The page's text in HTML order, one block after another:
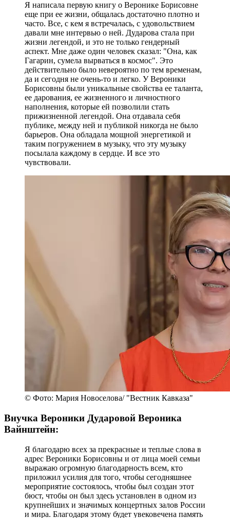
Я написала первую книгу о Веронике Борисовне
еще при ее жизни, общалась достаточно плотно и
часто. Все, с кем я встречалась, с удовольствием
давали мне интервью о ней. Дударова стала при
жизни легендой, и это не только гендерный
аспект. Мне даже один человек сказал: "Она, как
Гагарин, сумела вырваться в космос". Это
действительно было невероятно по тем временам,
да и сегодня не очень-то и легко. У Вероники
Борисовны были уникальные свойства ее таланта,
ее дарования, ее жизненного и личностного
наполнения, которые ей позволили стать
прижизненной легендой. Она отдавала себя
публике, между ней и публикой никогда не было
барьеров. Она обладала мощной энергетикой и
таким погружением в музыку, что эту музыку
посылала каждому в сердце. И все это
чувствовали.
© Фото: Мария Новоселова/ "Вестник Кавказа"
Внучка Вероники Дударовой Вероника
Вайнштейн:
Я благодарю всех за прекрасные и теплые слова в
адрес Вероники Борисовны и от лица моей семьи
выражаю огромную благодарность всем, кто
приложил усилия для того, чтобы сегодняшнее
мероприятие состоялось, чтобы был создан этот
бюст, чтобы он был здесь установлен в одном из
крупнейших и значимых концертных залов России
и мира. Благодаря этому будет увековечена память